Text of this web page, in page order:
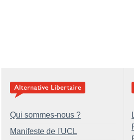
Qui sommes-nous ?
Manifeste de l'UCL